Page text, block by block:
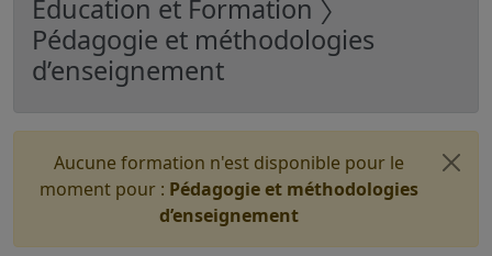
Éducation et Formation 〉
Pédagogie et méthodologies
d’enseignement
Aucune formation n'est disponible pour le
moment pour : Pédagogie et méthodologies
d’enseignement